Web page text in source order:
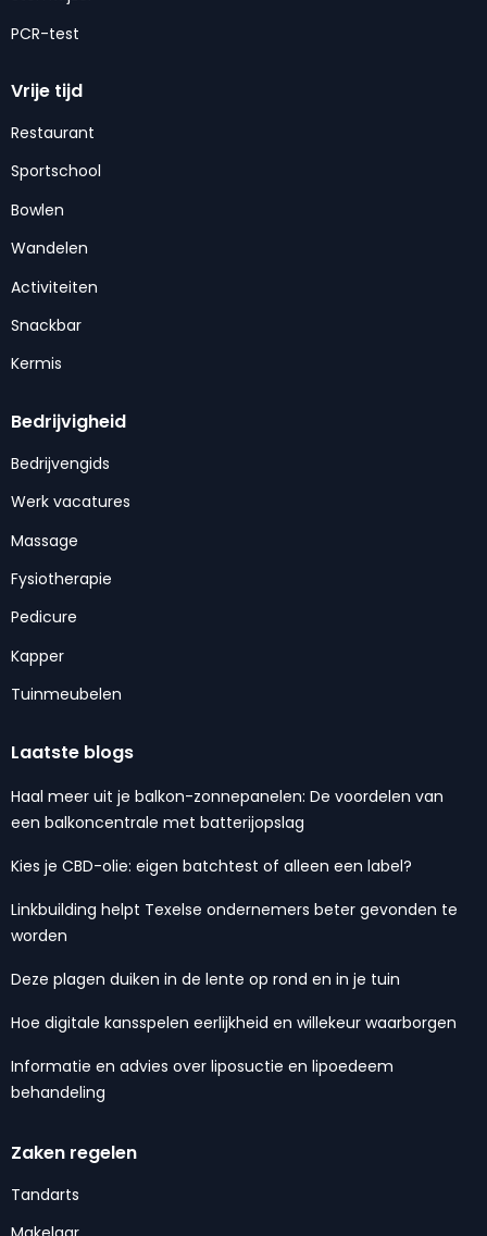
PCR-test
Vrije tijd
Restaurant
Sportschool
Bowlen
Wandelen
Activiteiten
Snackbar
Kermis
Bedrijvigheid
Bedrijvengids
Werk vacatures
Massage
Fysiotherapie
Pedicure
Kapper
Tuinmeubelen
Laatste blogs
Haal meer uit je balkon-zonnepanelen: De voordelen van
een balkoncentrale met batterijopslag
Kies je CBD-olie: eigen batchtest of alleen een label?
Linkbuilding helpt Texelse ondernemers beter gevonden te
worden
Deze plagen duiken in de lente op rond en in je tuin
Hoe digitale kansspelen eerlijkheid en willekeur waarborgen
Informatie en advies over liposuctie en lipoedeem
behandeling
Zaken regelen
Tandarts